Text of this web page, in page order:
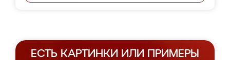
ЕСТЬ КАРТИНКИ ИЛИ ПРИМЕРЫ